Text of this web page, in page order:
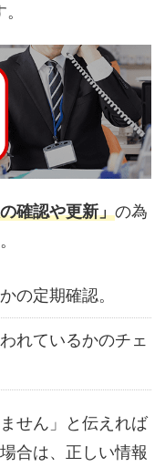
確認や更新」の為
の定期確認。
れているかのチェ
せん」と伝えれば
合は、正しい情報